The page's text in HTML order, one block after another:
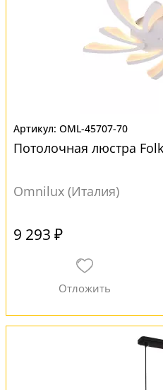
OML-45707-70
Потолочная люстра
Omnilux (Италия)
9 293 ₽